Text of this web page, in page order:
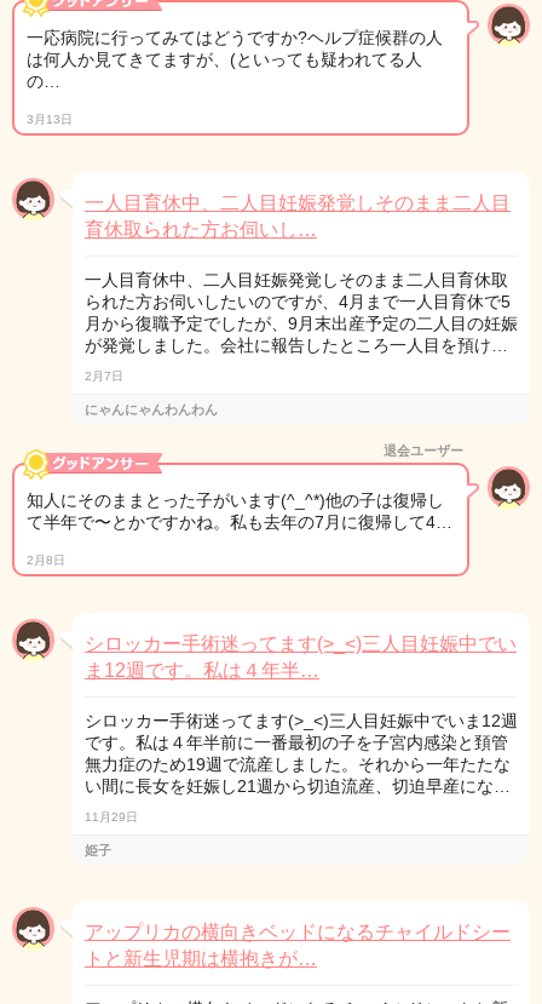
一応病院に行ってみてはどうですか?ヘルプ症候群の人
は何人か見てきてますが、(といっても疑われてる人
の…
3月13日
一人目育休中、二人目妊娠発覚しそのまま二人目
育休取られた方お伺いし…
一人目育休中、二人目妊娠発覚しそのまま二人目育休取
られた方お伺いしたいのですが、4月まで一人目育休で5
月から復職予定でしたが、9月末出産予定の二人目の妊娠
が発覚しました。会社に報告したところ一人目を預け…
2月7日
にゃんにゃんわんわん
退会ユーザー
知人にそのままとった子がいます(^_^*)他の子は復帰し
て半年で〜とかですかね。私も去年の7月に復帰して4…
2月8日
シロッカー手術迷ってます(>_<)三人目妊娠中でい
ま12週です。私は４年半…
シロッカー手術迷ってます(>_<)三人目妊娠中でいま12週
です。私は４年半前に一番最初の子を子宮内感染と頚管
無力症のため19週で流産しました。それから一年たたな
い間に長女を妊娠し21週から切迫流産、切迫早産にな…
11月29日
姫子
アップリカの横向きベッドになるチャイルドシー
トと新生児期は横抱きが…